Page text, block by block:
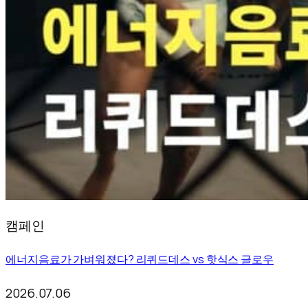
캠페인
에너지음료가 가벼워졌다? 리퀴드데스 vs 핫식스 글로우
2026.07.06